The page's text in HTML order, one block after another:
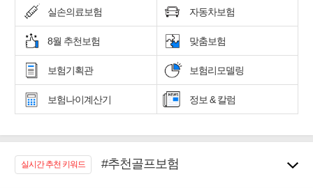
실손의료보험 자동차보험
8월 추천보험 맞춤보험
보험기획관 보험리모델링
보험나이계산기 정보 & 칼럼
실시간 추천 키워드
#추천골프보험